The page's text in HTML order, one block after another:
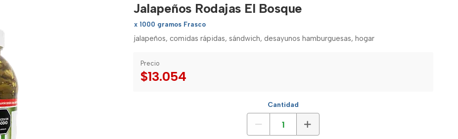
Jalapeños Rodajas El Bosque
x 1000 gramos Frasco
jalapeños, comidas rápidas, sándwich, desayunos hamburguesas, hogar
Precio
$13.054
Cantidad